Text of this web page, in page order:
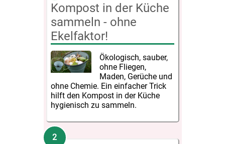
Kompost in der Küche
sammeln - ohne
Ekelfaktor!
Ökologisch, sauber,
ohne Fliegen,
Maden, Gerüche und
ohne Chemie. Ein einfacher Trick
hilft den Kompost in der Küche
hygienisch zu sammeln.